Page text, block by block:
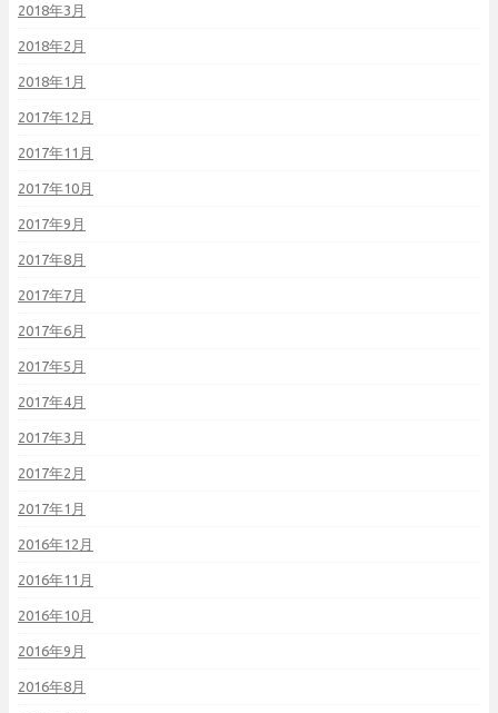
2018年3月
2018年2月
2018年1月
2017年12月
2017年11月
2017年10月
2017年9月
2017年8月
2017年7月
2017年6月
2017年5月
2017年4月
2017年3月
2017年2月
2017年1月
2016年12月
2016年11月
2016年10月
2016年9月
2016年8月